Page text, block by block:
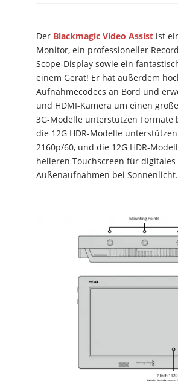
Der Blackmagic Video Assistist
Monitor, ein professioneller
Scope-Display sowie ein
einem Gerät! Er hat außerdem
Aufnahmecodecs an Bord und
und HDMI-Kamera um einen
3G-Modelle unterstützen Formate
die 12G HDR-Modelle
2160p/60, und die 12G HDR-
helleren Touchscreen für digitales
Außenaufnahmen bei Sonnenlicht.